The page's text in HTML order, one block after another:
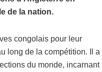
de la nation.
congolais pour leur
long de la compétition. Il a
du monde, incarnant